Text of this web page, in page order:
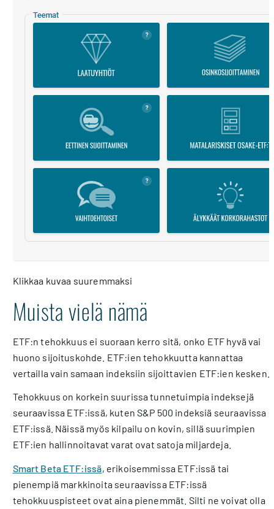
Klikkaa kuvaa suuremmaksi
Muista vielä nämä
ETF:n tehokkuus ei suoraan kerro sitä, onko ETF hyvä vai
huono sijoituskohde. ETF:ien tehokkuutta kannattaa
vertailla vain samaan indeksiin sijoittavien ETF:ien kesken.
Tehokkuus on korkein suurissa tunnetuimpia indeksejä
seuraavissa ETF:issä, kuten S&P 500 indeksiä seuraavissa
ETF:issä. Näissä myös kilpailu on kovin, sillä suurimpien
ETF:ien hallinnoitavat varat ovat satoja miljardeja.
Smart Beta ETF:issä, erikoisemmissa ETF:issä tai
pienempiä markkinoita seuraavissa ETF:issä
tehokkuuspisteet ovat aina pienemmät. Silti ne voivat olla